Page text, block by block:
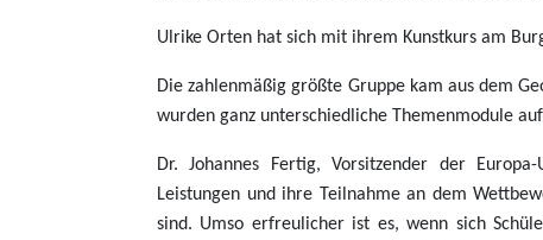
Ulrike Orten hat sich mit ihrem Kunstkurs am
Die zahlenmäßig größte Gruppe kam aus dem
wurden ganz unterschiedliche Themenmodule
Dr. Johannes Fertig, Vorsitzender der
Leistungen und ihre Teilnahme an dem
sind. Umso erfreulicher ist es, wenn sich